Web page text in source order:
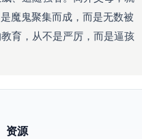
魔鬼聚集而成，而是无数被
育，从不是严厉，而是逼孩
资源